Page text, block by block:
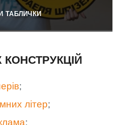
ТАБЛИЧКИ
;
літер;
;